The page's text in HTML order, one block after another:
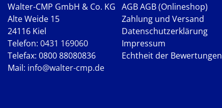
Walter-CMP GmbH & Co. KG
Alte Weide 15
24116 Kiel
Telefon: 0431 169060
Telefax: 0800 88080836
Mail: info@walter-cmp.de
AGBAGB (Onlineshop)
Zahlung und Versand
Datenschutzerklärung
Impressum
Echtheit der Bewertungen